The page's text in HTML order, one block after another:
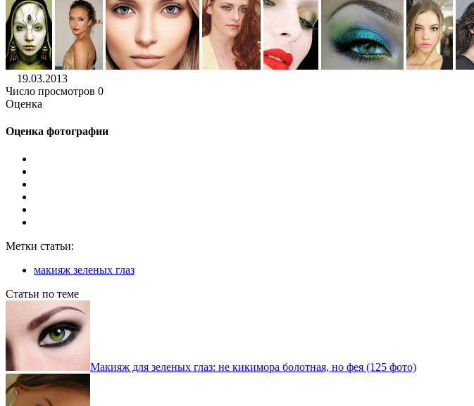
19.03.2013
Число просмотров 0
Оценка
Оценка фотографии
Метки статьи:
макияж зеленых глаз
Статьи по теме
Макияж для зеленых глаз: не кикимора болотная, но фея (125 фото)